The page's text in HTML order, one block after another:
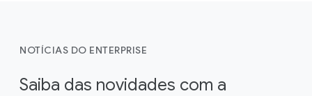
NOTÍCIAS DO ENTERPRISE
Saiba das novidades com a